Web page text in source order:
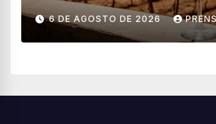
vendimia 2026
6 DE AGOSTO DE 2026